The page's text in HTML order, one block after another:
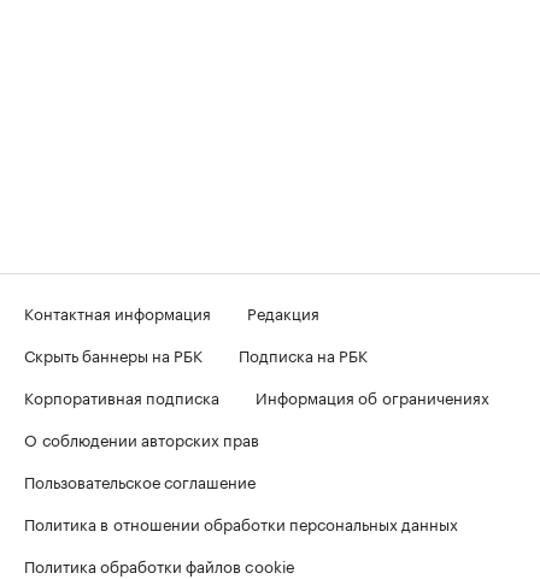
Контактная информация
Редакция
Скрыть баннеры на РБК
Подписка на РБК
Корпоративная подписка
Информация об ограничениях
О соблюдении авторских прав
Пользовательское соглашение
Политика в отношении обработки персональных данных
Политика обработки файлов cookie